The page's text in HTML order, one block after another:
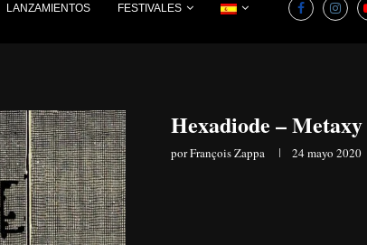
LANZAMIENTOS FESTIVALES
Hexadiode – Metaxy
porFrançois Zappa 24 mayo 2020